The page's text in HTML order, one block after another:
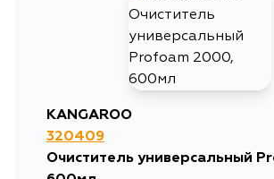
KANGAROO
320409
Очиститель универсальный